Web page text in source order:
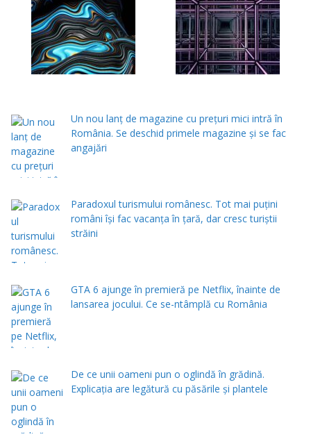
Un nou lanț de magazine cu prețuri mici intră în
România. Se deschid primele magazine și se fac
angajări
Paradoxul turismului românesc. Tot mai puțini
români își fac vacanța în țară, dar cresc turiștii
străini
GTA 6 ajunge în premieră pe Netflix, înainte de
lansarea jocului. Ce se-ntâmplă cu România
De ce unii oameni pun o oglindă în grădină.
Explicația are legătură cu păsările și plantele